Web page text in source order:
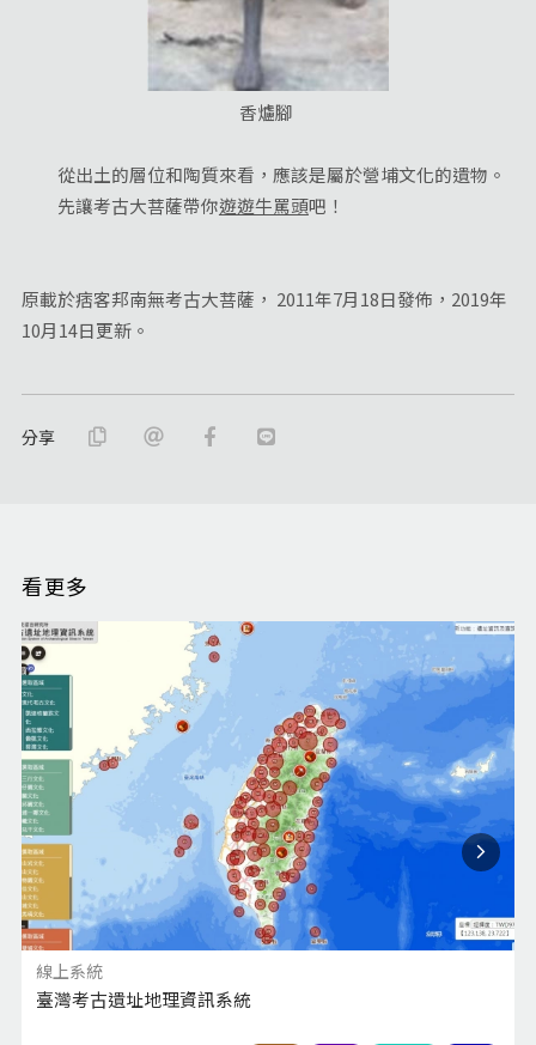
香爐腳
從出土的層位和陶質來看，應該是屬於營埔文化的遺物。
先讓考古大菩薩帶你遊遊牛罵頭吧！
原載於痞客邦南無考古大菩薩， 2011年7月18日發佈，2019年
10月14日更新。
分享
看更多
線上系統
臺灣考古遺址地理資訊系統